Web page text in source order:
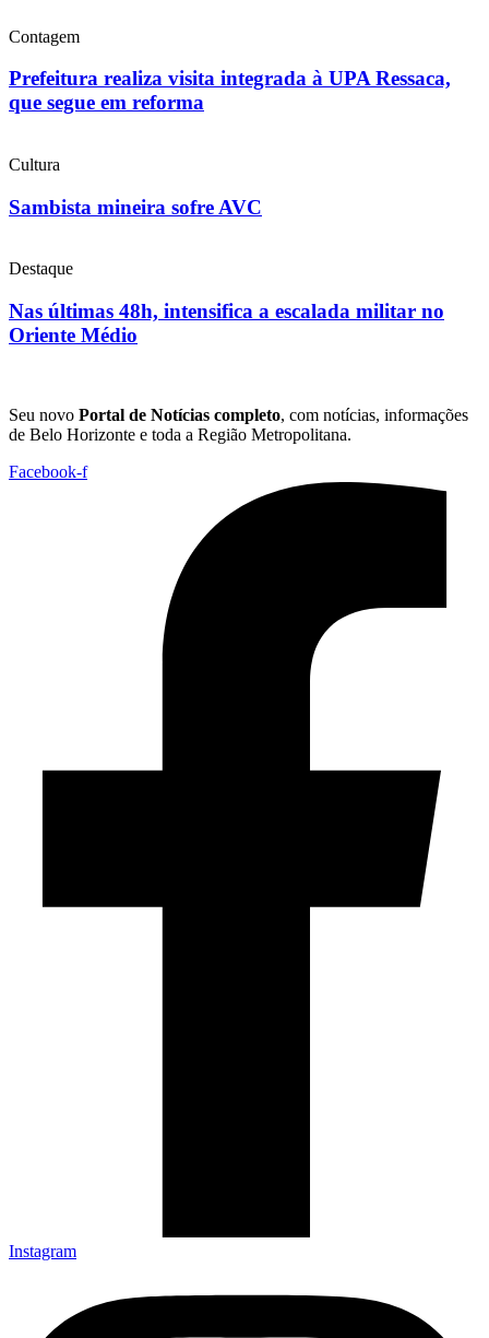
Contagem
Prefeitura realiza visita integrada à UPA Ressaca,
que segue em reforma
Cultura
Sambista mineira sofre AVC
Destaque
Nas últimas 48h, intensifica a escalada militar no
Oriente Médio
Seu novo Portal de Notícias completo, com notícias, informações
de Belo Horizonte e toda a Região Metropolitana.
Facebook-f
Instagram